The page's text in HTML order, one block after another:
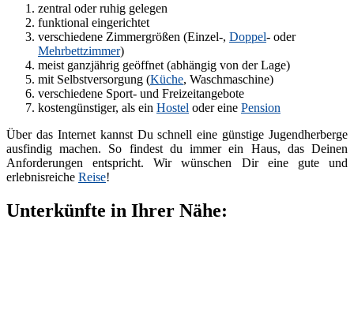
zentral oder ruhig gelegen
funktional eingerichtet
verschiedene Zimmergrößen (Einzel-, Doppel- oder
Mehrbettzimmer)
meist ganzjährig geöffnet (abhängig von der Lage)
mit Selbstversorgung (Küche, Waschmaschine)
verschiedene Sport- und Freizeitangebote
kostengünstiger, als ein Hostel oder eine Pension
Über das Internet kannst Du schnell eine günstige Jugendherberge
ausfindig machen. So findest du immer ein Haus, das Deinen
Anforderungen entspricht. Wir wünschen Dir eine gute und
erlebnisreiche Reise!
Unterkünfte in Ihrer Nähe: